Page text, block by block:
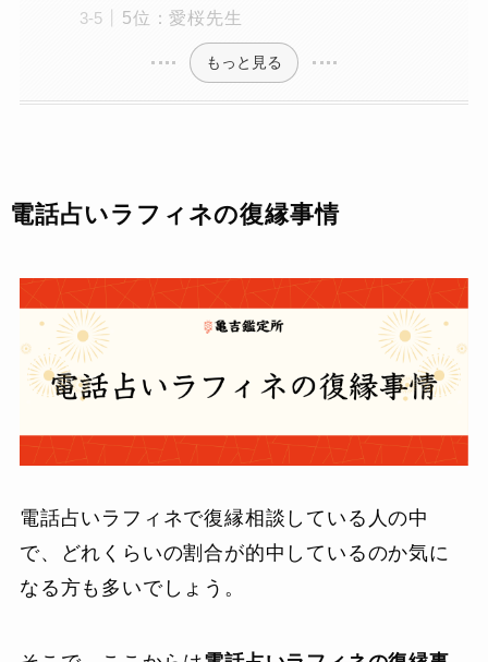
5位：愛桜先生
もっと見る
電話占いラフィネの復縁事情
電話占いラフィネで復縁相談している人の中
で、どれくらいの割合が的中しているのか気に
なる方も多いでしょう。